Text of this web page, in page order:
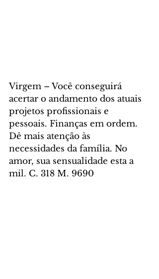
Virgem – Você conseguirá
acertar o andamento dos atuais
projetos profissionais e
pessoais. Finanças em ordem.
Dê mais atenção às
necessidades da família. No
amor, sua sensualidade esta a
mil. C. 318 M. 9690